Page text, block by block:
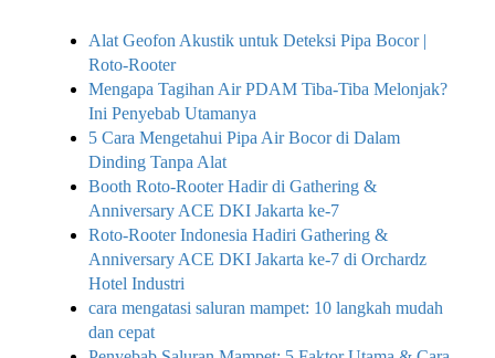
Alat Geofon Akustik untuk Deteksi Pipa Bocor |
Roto-Rooter
Mengapa Tagihan Air PDAM Tiba-Tiba Melonjak?
Ini Penyebab Utamanya
5 Cara Mengetahui Pipa Air Bocor di Dalam
Dinding Tanpa Alat
Booth Roto-Rooter Hadir di Gathering &
Anniversary ACE DKI Jakarta ke-7
Roto-Rooter Indonesia Hadiri Gathering &
Anniversary ACE DKI Jakarta ke-7 di Orchardz
Hotel Industri
cara mengatasi saluran mampet: 10 langkah mudah
dan cepat